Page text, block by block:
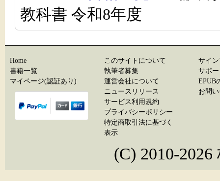
教科書 令和8年度
Home
書籍一覧
マイページ(認証あり)
このサイトについて
執筆者募集
運営会社について
ニュースリリース
サービス利用規約
プライバシーポリシー
特定商取引法に基づく
表示
サイ
サポ
EPUB
お問
(C) 2010-